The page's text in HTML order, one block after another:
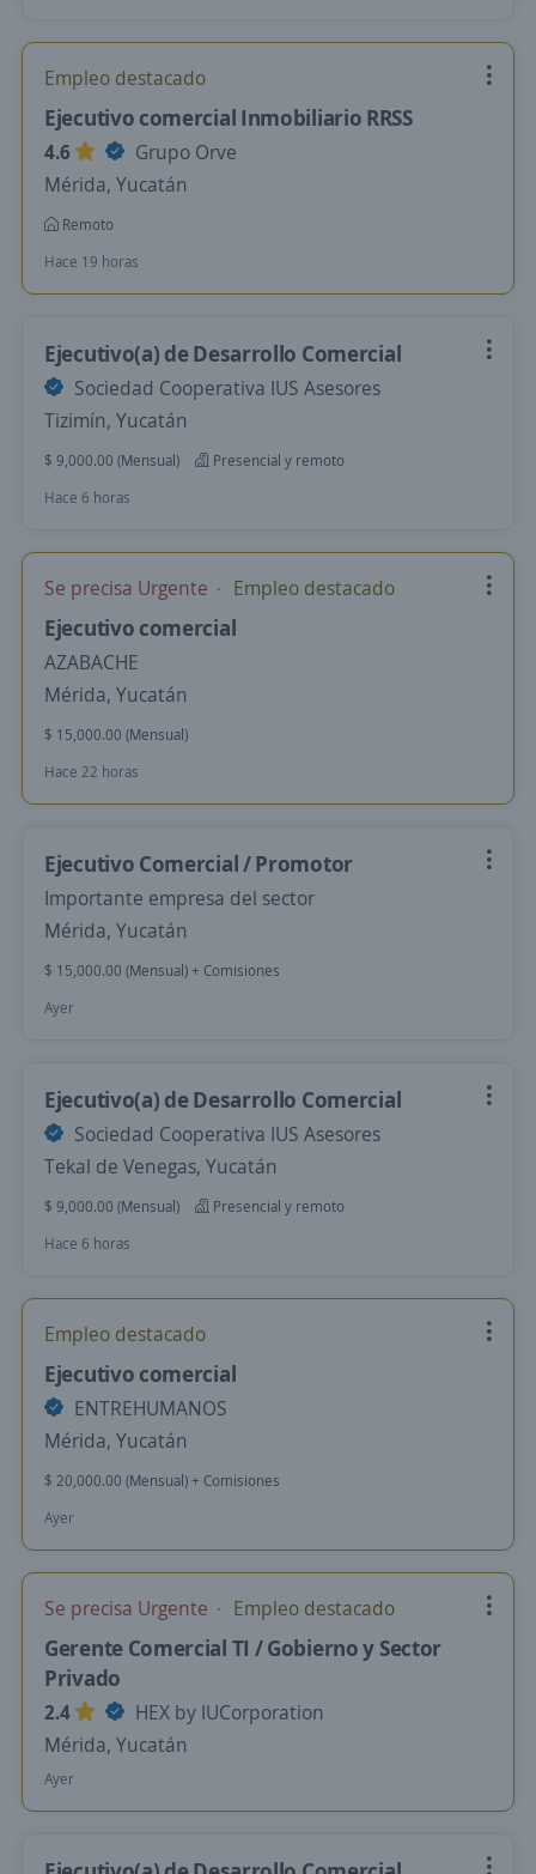
Empleo destacado
Ejecutivo comercial Inmobiliario RRSS
4.6
Grupo Orve
Mérida, Yucatán
Remoto
Hace 19 horas
Ejecutivo(a) de Desarrollo Comercial
Sociedad Cooperativa IUS Asesores
Tizimín, Yucatán
$ 9,000.00 (Mensual)
Presencial y remoto
Hace 6 horas
Se precisa Urgente Empleo destacado
Ejecutivo comercial
AZABACHE
Mérida, Yucatán
$ 15,000.00 (Mensual)
Hace 22 horas
Ejecutivo Comercial / Promotor
Importante empresa del sector
Mérida, Yucatán
$ 15,000.00 (Mensual) + Comisiones
Ayer
Ejecutivo(a) de Desarrollo Comercial
Sociedad Cooperativa IUS Asesores
Tekal de Venegas, Yucatán
$ 9,000.00 (Mensual)
Presencial y remoto
Hace 6 horas
Empleo destacado
Ejecutivo comercial
ENTREHUMANOS
Mérida, Yucatán
$ 20,000.00 (Mensual) + Comisiones
Ayer
Se precisa Urgente Empleo destacado
Gerente Comercial TI / Gobierno y Sector
Privado
2.4
HEX by IUCorporation
Mérida, Yucatán
Ayer